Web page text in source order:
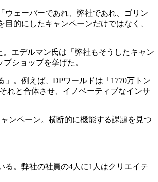
ウェーバーであれ、弊社であれ、ゴリン
的にしたキャンペーンだけではなく、
エデルマン氏は「弊社もそうしたキャン
ショップを挙げた。
。例えば、DPワールドは「1770万トン
れと合体させ、イノベーティブなインサ
ンペーン。横断的に機能する課題を見つ
る。弊社の社員の4人に1人はクリエイテ